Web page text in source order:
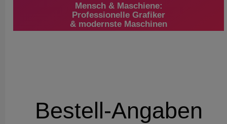
Mensch & Maschiene:
Professionelle Grafiker
& modernste Maschinen
Bestell-Angaben